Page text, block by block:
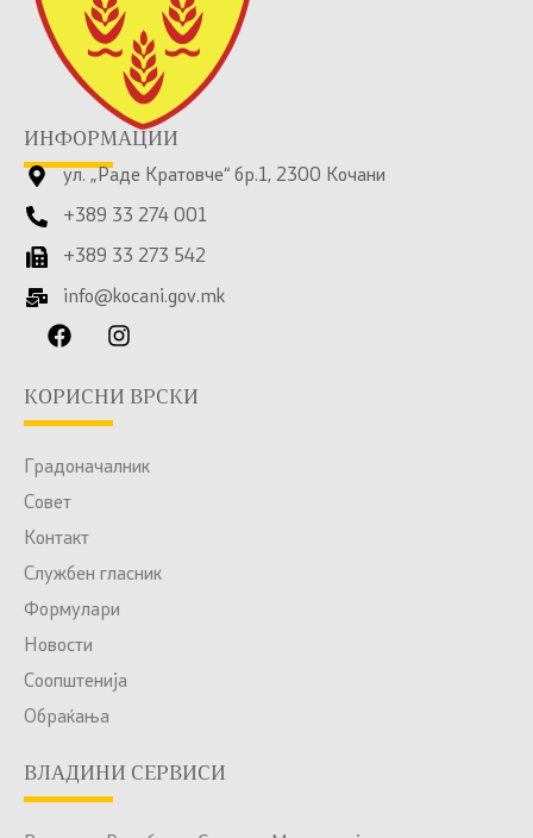
ИНФОРМАЦИИ
ул. „Раде Кратовче“ бр.1, 2300 Кочани
+389 33 274 001
+389 33 273 542
info@kocani.gov.mk
КОРИСНИ ВРСКИ
Градоначалник
Совет
Контакт
Службен гласник
Формулари
Новости
Соопштенија
Обраќања
ВЛАДИНИ СЕРВИСИ